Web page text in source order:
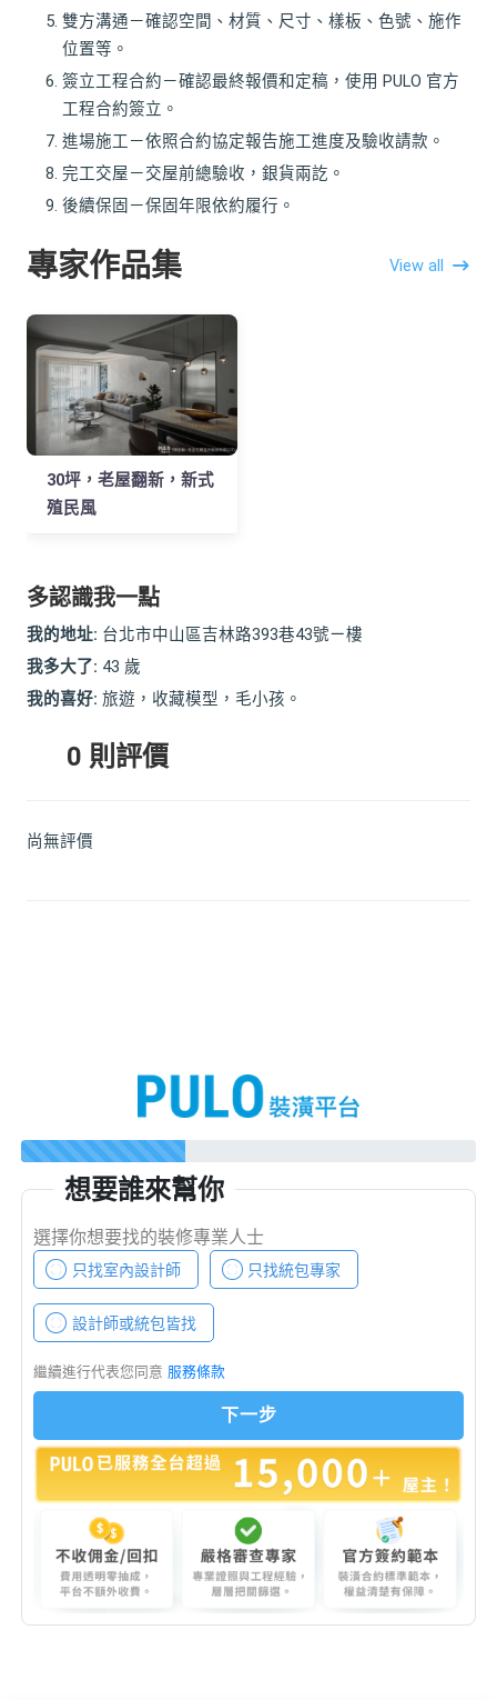
雙方溝通－確認空間、材質、尺寸、樣板、色號、施作
位置等。
簽立工程合約－確認最終報價和定稿，使用 PULO 官方
工程合約簽立。
進場施工－依照合約協定報告施工進度及驗收請款。
完工交屋－交屋前總驗收，銀貨兩訖。
後續保固－保固年限依約履行。
專家作品集 View all
30坪，老屋翻新，新式
殖民風
多認識我一點
我的地址: 台北市中山區吉林路393巷43號ㄧ樓
我多大了: 43 歲
我的喜好: 旅遊，收藏模型，毛小孩。
0 則評價
尚無評價